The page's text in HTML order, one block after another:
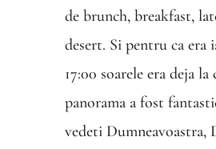
de brunch, breakfast,
desert. Si pentru ca era
17:00 soarele era deja la
panorama a fost
vedeti Dumneavoastra,